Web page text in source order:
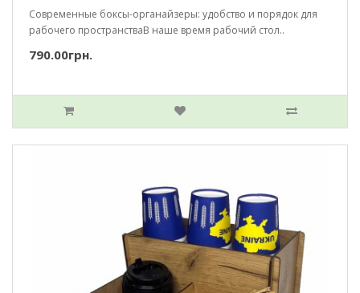
Современные боксы-органайзеры: удобство и порядок для
рабочего пространстваВ наше время рабочий стол..
790.00грн.